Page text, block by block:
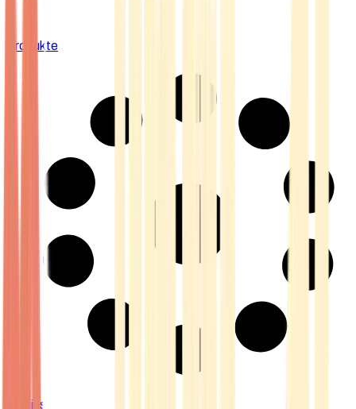
Produkte
Strains